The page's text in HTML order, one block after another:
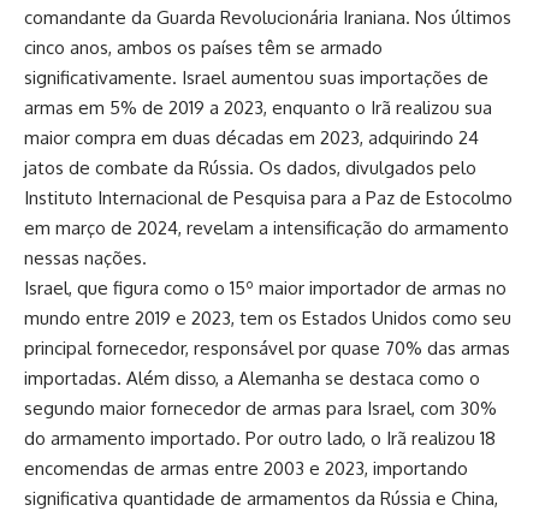
comandante da Guarda Revolucionária Iraniana. Nos últimos
cinco anos, ambos os países têm se armado
significativamente. Israel aumentou suas importações de
armas em 5% de 2019 a 2023, enquanto o Irã realizou sua
maior compra em duas décadas em 2023, adquirindo 24
jatos de combate da Rússia. Os dados, divulgados pelo
Instituto Internacional de Pesquisa para a Paz de Estocolmo
em março de 2024, revelam a intensificação do armamento
nessas nações.
Israel, que figura como o 15º maior importador de armas no
mundo entre 2019 e 2023, tem os Estados Unidos como seu
principal fornecedor, responsável por quase 70% das armas
importadas. Além disso, a Alemanha se destaca como o
segundo maior fornecedor de armas para Israel, com 30%
do armamento importado. Por outro lado, o Irã realizou 18
encomendas de armas entre 2003 e 2023, importando
significativa quantidade de armamentos da Rússia e China,